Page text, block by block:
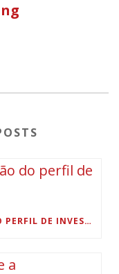
A IMPORTÂNCIA DA DEFINIÇÃO DO PERFIL DE INVESTIDOR